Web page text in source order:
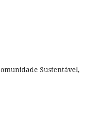
Sustentável,